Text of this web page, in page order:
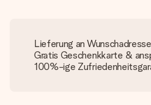
Lieferung an Wunschadresse
Gratis Geschenkkarte &
100%-ige